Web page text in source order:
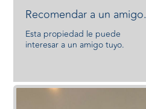
Recomendar a un amigo.
Esta propiedad le puede
interesar a un amigo tuyo.